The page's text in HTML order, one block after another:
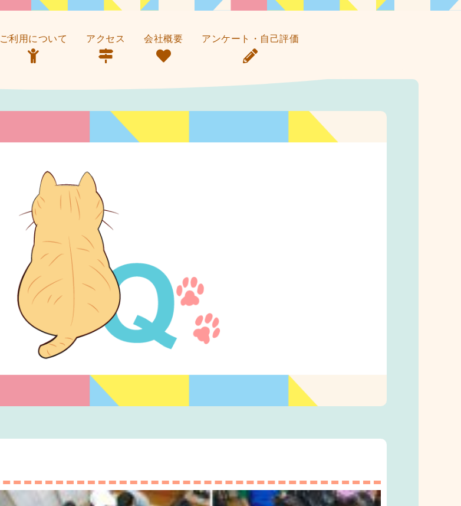
ご利用について アクセス 会社概要 アンケート・自己評価